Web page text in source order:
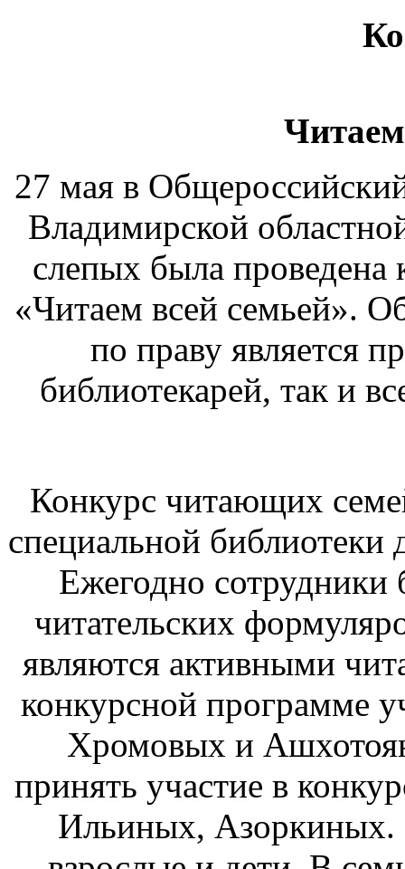
27 мая в
Владимирской
слепых была проведена
«Читаем всей семьей».
по праву является
библиотекарей, так и
Конкурс читающих
специальной
Ежегодно сотрудники
читательских
являются активными
конкурсной программе
Хромовых и
принять участие в
Ильиных, Азоркиных.